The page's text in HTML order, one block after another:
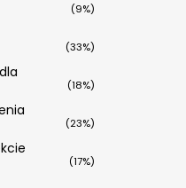
(9%)
(33%)
(18%)
(23%)
(17%)